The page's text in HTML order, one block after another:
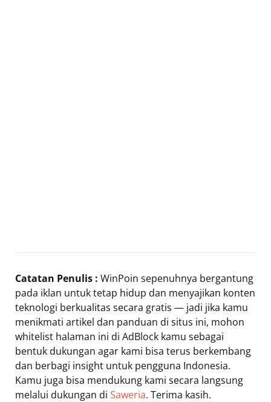
Catatan Penulis : WinPoin sepenuhnya bergantung
pada iklan untuk tetap hidup dan menyajikan konten
teknologi berkualitas secara gratis — jadi jika kamu
menikmati artikel dan panduan di situs ini, mohon
whitelist halaman ini di AdBlock kamu sebagai
bentuk dukungan agar kami bisa terus berkembang
dan berbagi insight untuk pengguna Indonesia.
Kamu juga bisa mendukung kami secara langsung
melalui dukungan di Saweria. Terima kasih.